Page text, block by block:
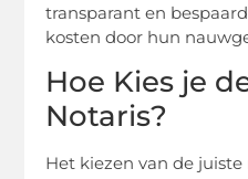
transparant en
kosten door hun
Hoe Kies je
Notaris?
Het kiezen van de